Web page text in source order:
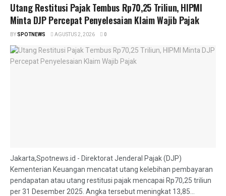
Utang Restitusi Pajak Tembus Rp70,25 Triliun, HIPMI
Minta DJP Percepat Penyelesaian Klaim Wajib Pajak
BYSPOTNEWS AGUSTUS 2, 2026 0
Jakarta,Spotnews.id - Direktorat Jenderal Pajak (DJP)
Kementerian Keuangan mencatat utang kelebihan pembayaran
pendapatan atau utang restitusi pajak mencapai Rp70,25 triliun
per 31 Desember 2025. Angka tersebut meningkat 13,85...